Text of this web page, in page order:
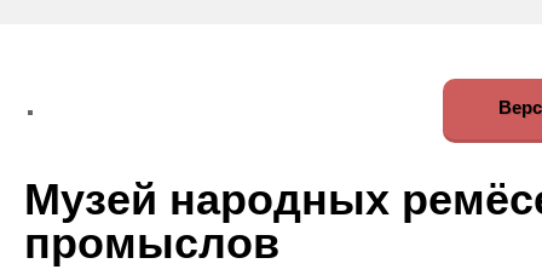
Музей народных
промыслов